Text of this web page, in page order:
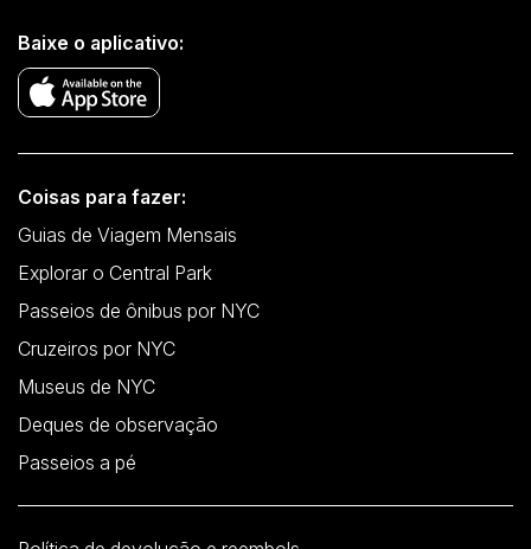
Baixe o aplicativo:
Coisas para fazer:
Guias de Viagem Mensais
Explorar o Central Park
Passeios de ônibus por NYC
Cruzeiros por NYC
Museus de NYC
Deques de observação
Passeios a pé